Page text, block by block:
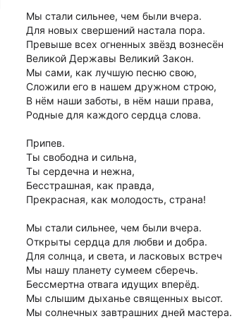
Мы стали сильнее, чем были вчера.
Для новых свершений настала пора.
Превыше всех огненных звёзд вознесён
Великой Державы Великий Закон.
Мы сами, как лучшую песню свою,
Сложили его в нашем дружном строю,
В нём наши заботы, в нём наши права,
Родные для каждого сердца слова.
Припев.
Ты свободна и сильна,
Ты сердечна и нежна,
Бесстрашная, как правда,
Прекрасная, как молодость, страна!
Мы стали сильнее, чем были вчера.
Открыты сердца для любви и добра.
Для солнца, и света, и ласковых встреч
Мы нашу планету сумеем сберечь.
Бессмертна отвага идущих вперёд.
Мы слышим дыханье священных высот.
Мы солнечных завтрашних дней мастера.